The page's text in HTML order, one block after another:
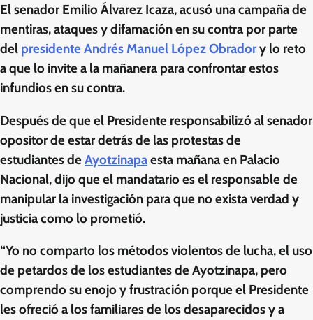
Elsenador Emilio Álvarez Icaza, acusó unacampaña de
mentiras, ataques y difamación en su contra por parte
del presidente Andrés Manuel López Obradory lo reto
a que lo invite a la mañanera para confrontar estos
infundios en su contra.
Después de que el Presidente responsabilizó al senador
opositor de estar detrás de las protestas de
estudiantesde Ayotzinapaesta mañana en Palacio
Nacional, dijo que el mandatario es el responsable de
manipular la investigación para que no exista verdad y
justicia como lo prometió.
“Yo no comparto los métodos violentos de lucha, el uso
de petardos de los estudiantes de Ayotzinapa, pero
comprendo su enojo y frustración porque el Presidente
les ofreció a los familiares de los desaparecidos y a